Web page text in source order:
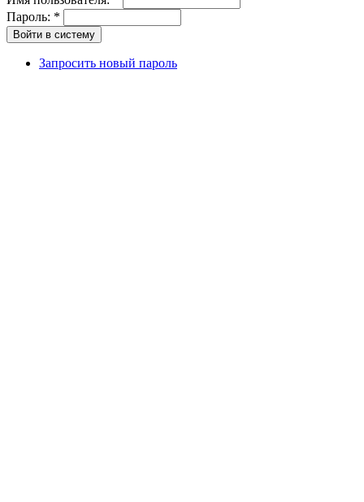
Пароль: *
Запросить новый пароль